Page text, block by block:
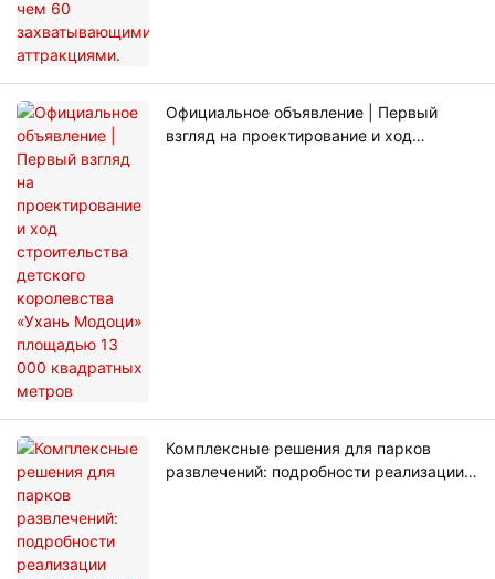
Официальное объявление | Первый
взгляд на проектирование и ход
Комплексные решения для парков
развлечений: подробности реализации